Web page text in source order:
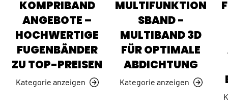
KOMPRIBAND
ANGEBOTE –
HOCHWERTIGE
FUGENBÄNDER
ZU TOP-PREISEN
Kategorie anzeigen
MULTIFUNKTION
SBAND -
MULTIBAND 3D
FÜR OPTIMALE
ABDICHTUNG
Kategorie anzeigen